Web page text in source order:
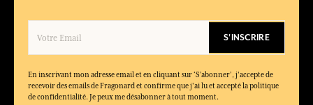
S'INSCRIRE
En inscrivant mon adresse email et en cliquant sur ‘S’abonner’, j'accepte de
recevoir des emails de Fragonard et confirme que j'ai lu et accepté la politique
de confidentialité. Je peux me désabonner à tout moment.